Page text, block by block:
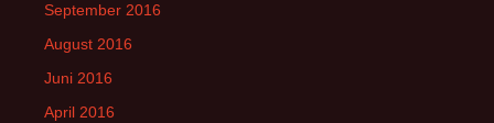
September 2016
August 2016
Juni 2016
April 2016